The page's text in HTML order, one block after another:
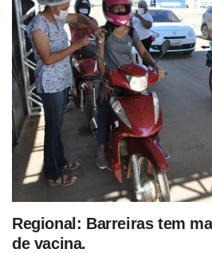
Regional: Barreiras tem
de vacina.